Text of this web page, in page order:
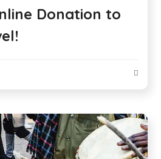
Donation to